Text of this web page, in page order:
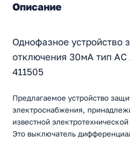
Описание
Однофазное устройство
отключения 30мА тип АС
411505
Предлагаемое устройство
электроснабжения,
известной
Это выключатель